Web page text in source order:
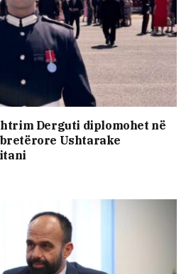
Derguti diplomohet në
Ushtarake